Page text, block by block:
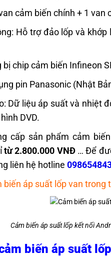
cảm biến chính + 1 van
Hỗ trợ đảo lốp và
bị chip cảm biến Infineon
pin Panasonic (Nhật
Dữ liệu áp suất và nhiệt
DVD.
cấp sản phẩm cảm
từ 2.800.000 VNĐ… Để
liên hệ hotline
biến áp suất lốp van
Cảm biến áp suất lốp kết nối
biến áp suất